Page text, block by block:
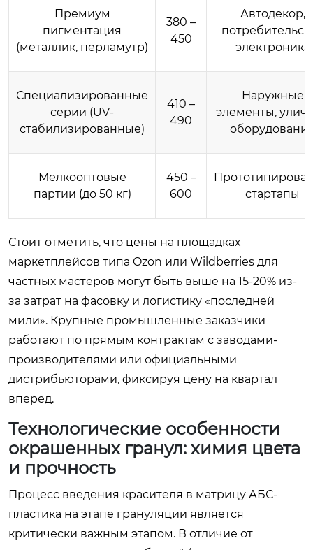
Премиум
пигментация
(металлик, перламутр)
380 –
450
Автодекор,
электроника
Специализированные
серии (UV-
стабилизированные)
410 –
490
Наружные
элементы,
Мелкооптовые
партии (до 50 кг)
450 –
600
стартапы
Стоит отметить, что цены на площадках
маркетплейсов типа Ozon или Wildberries для
частных мастеров могут быть выше на 15-20% из-
за затрат на фасовку и логистику «последней
мили». Крупные промышленные заказчики
работают по прямым контрактам с заводами-
производителями или официальными
дистрибьюторами, фиксируя цену на квартал
вперед.
Технологические особенности
окрашенных гранул: химия цвета
и прочность
Процесс введения красителя в матрицу АБС-
пластика на этапе грануляции является
критически важным этапом. В отличие от